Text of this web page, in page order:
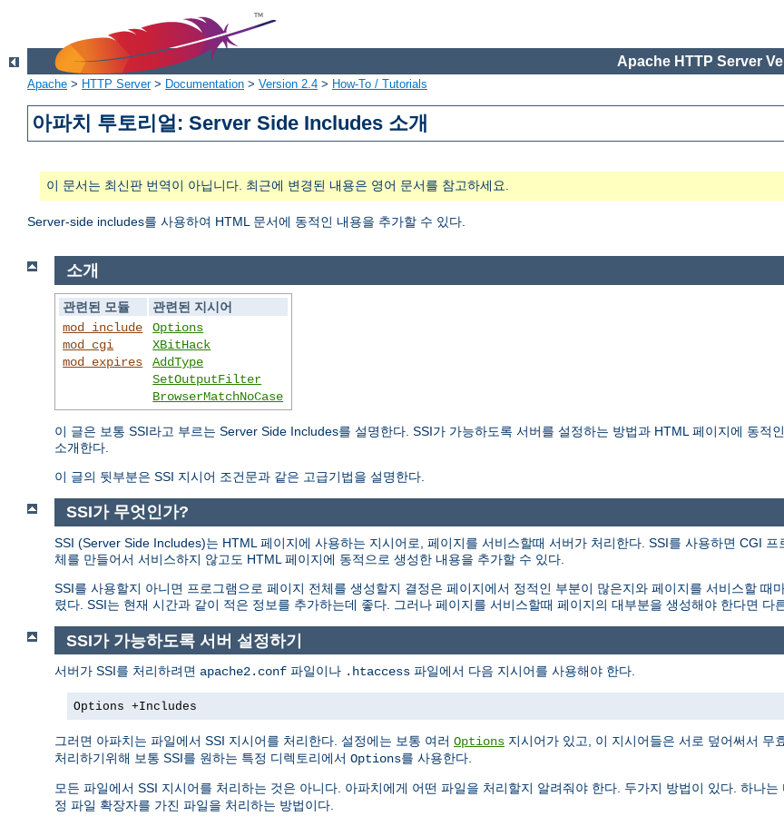
Apache HTTP Server
Apache > HTTP Server> Documentation > Version 2.4 > How-To / Tutorials
아파치 투토리얼: Server Side Includes 소개
이 문서는 최신판 번역이 아닙니다. 최근에 변경된 내용은 영어 문서를 참고하세요.
Server-side includes를 사용하여 HTML 문서에 동적인 내용을 추가할 수 있다.
소개
관련된 모듈
관련된 지시어
mod_include
mod_cgi
mod_expires
Options
XBitHack
AddType
SetOutputFilter
BrowserMatchNoCase
이 글은 보통 SSI라고 부르는 Server Side Includes를 설명한다. SSI가 가능하도록 서버를 설정하는 방법과 HTML 페이지에 동적
소개한다.
이 글의 뒷부분은 SSI 지시어 조건문과 같은 고급기법을 설명한다.
SSI가 무엇인가?
SSI (Server Side Includes)는 HTML 페이지에 사용하는 지시어로, 페이지를 서비스할때 서버가 처리한다. SSI를 사용하면 CGI
체를 만들어서 서비스하지 않고도 HTML 페이지에 동적으로 생성한 내용을 추가할 수 있다.
SSI를 사용할지 아니면 프로그램으로 페이지 전체를 생성할지 결정은 페이지에서 정적인 부분이 많은지와 페이지를 서비스할 때
렸다. SSI는 현재 시간과 같이 적은 정보를 추가하는데 좋다. 그러나 페이지를 서비스할때 페이지의 대부분을 생성해야 한다면 다
SSI가 가능하도록 서버 설정하기
서버가 SSI를 처리하려면 apache2.conf 파일이나 .htaccess 파일에서 다음 지시어를 사용해야 한다.
Options +Includes
그러면 아파치는 파일에서 SSI 지시어를 처리한다. 설정에는 보통 여러 Options 지시어가 있고, 이 지시어들은 서로 덮어써서 무
처리하기위해 보통 SSI를 원하는 특정 디렉토리에서 Options를 사용한다.
모든 파일에서 SSI 지시어를 처리하는 것은 아니다. 아파치에게 어떤 파일을 처리할지 알려줘야 한다. 두가지 방법이 있다. 하나는
정 파일 확장자를 가진 파일을 처리하는 방법이다.